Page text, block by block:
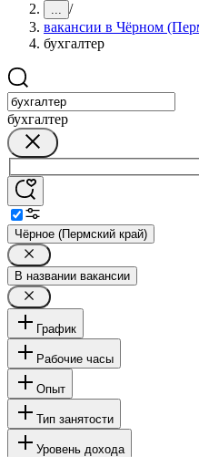
... /
вакансии в Чёрном
бухгалтер
бухгалтер
Чёрное (Пермский край)
В названии вакансии
График
Рабочие часы
Опыт
Тип занятости
Уровень дохода